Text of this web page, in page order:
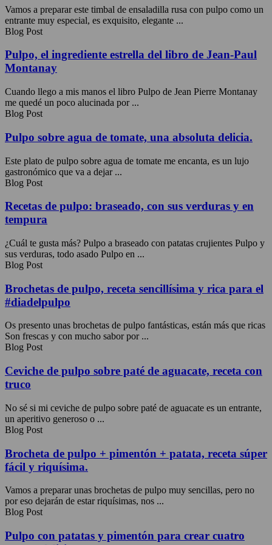
Vamos a preparar este timbal de ensaladilla rusa con pulpo como un
entrante muy especial, es exquisito, elegante ...
Blog Post
Pulpo, el ingrediente estrella del libro de Jean-Paul
Montanay
Cuando llego a mis manos el libro Pulpo de Jean Pierre Montanay
me quedé un poco alucinada por ...
Blog Post
Pulpo sobre agua de tomate, una absoluta delicia.
Este plato de pulpo sobre agua de tomate me encanta, es un lujo
gastronómico que va a dejar ...
Blog Post
Recetas de pulpo: braseado, con sus verduras y en
tempura
¿Cuál te gusta más? Pulpo a braseado con patatas crujientes Pulpo y
sus verduras, todo asado Pulpo en ...
Blog Post
Brochetas de pulpo, receta sencillísima y rica para el
#diadelpulpo
Os presento unas brochetas de pulpo fantásticas, están más que ricas
Son frescas y con mucho sabor por ...
Blog Post
Ceviche de pulpo sobre paté de aguacate, receta con
truco
No sé si mi ceviche de pulpo sobre paté de aguacate es un entrante,
un aperitivo generoso o ...
Blog Post
Brocheta de pulpo + pimentón + patata, receta súper
fácil y riquísima.
Vamos a preparar unas brochetas de pulpo muy sencillas, pero no
por eso dejarán de estar riquísimas, nos ...
Blog Post
Pulpo con patatas y pimentón para crear cuatro